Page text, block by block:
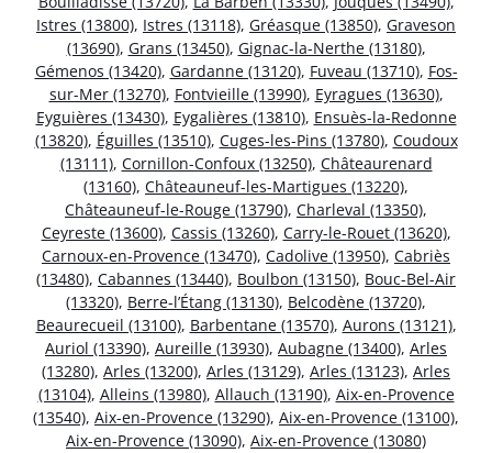
Istres (13800), Istres (13118), Gréasque (13850), Graveson
(13690), Grans (13450), Gignac-la-Nerthe (13180),
Gémenos (13420), Gardanne (13120), Fuveau (13710), Fos-
sur-Mer (13270), Fontvieille (13990), Eyragues (13630),
Eyguières (13430), Eygalières (13810), Ensuès-la-Redonne
(13820), Éguilles (13510), Cuges-les-Pins (13780), Coudoux
(13111), Cornillon-Confoux (13250), Châteaurenard
(13160), Châteauneuf-les-Martigues (13220),
Châteauneuf-le-Rouge (13790), Charleval (13350),
Ceyreste (13600), Cassis (13260), Carry-le-Rouet (13620),
Carnoux-en-Provence (13470), Cadolive (13950), Cabriès
(13480), Cabannes (13440), Boulbon (13150), Bouc-Bel-Air
(13320), Berre-l’Étang (13130), Belcodène (13720),
Beaurecueil (13100), Barbentane (13570), Aurons (13121),
Auriol (13390), Aureille (13930), Aubagne (13400), Arles
(13280), Arles (13200), Arles (13129), Arles (13123), Arles
(13104), Alleins (13980), Allauch (13190), Aix-en-Provence
(13540), Aix-en-Provence (13290), Aix-en-Provence (13100),
Aix-en-Provence (13090), Aix-en-Provence (13080)